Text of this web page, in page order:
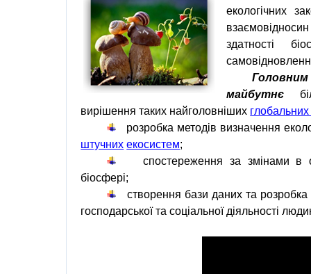
екологічних
взаємовідносин
здатності
майбутнє
вирішення таких найголовніших
розробка методів визначення
штучних екосистем;
спостереження за змінами
біосфері;
створення бази даних та
господарськоїта соціальної діяльності